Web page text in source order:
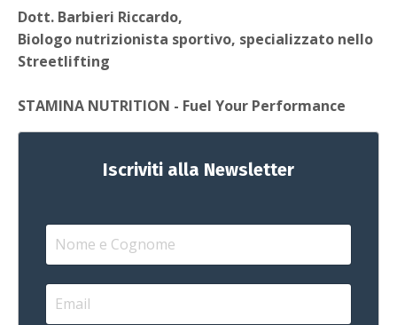
Dott. Barbieri Riccardo,
Biologo nutrizionista sportivo, specializzato nello
Streetlifting
STAMINA NUTRITION - Fuel Your Performance
Iscriviti alla Newsletter